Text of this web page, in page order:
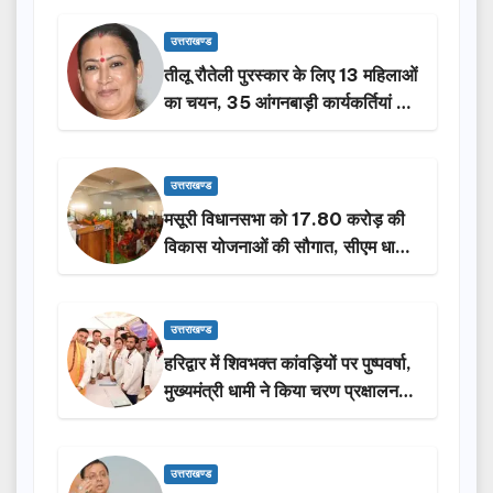
उत्तराखण्ड
तीलू रौतेली पुरस्कार के लिए 13 महिलाओं
का चयन, 35 आंगनबाड़ी कार्यकर्तियां भी
होंगी सम्मानित…
उत्तराखण्ड
मसूरी विधानसभा को 17.80 करोड़ की
विकास योजनाओं की सौगात, सीएम धामी
ने किया लोकार्पण-शिलान्यास.
उत्तराखण्ड
हरिद्वार में शिवभक्त कांवड़ियों पर पुष्पवर्षा,
मुख्यमंत्री धामी ने किया चरण प्रक्षालन…
उत्तराखण्ड